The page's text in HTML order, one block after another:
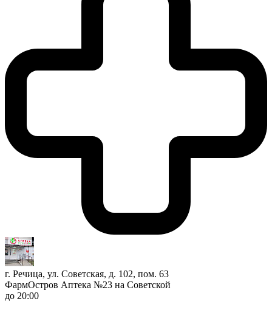
г. Речица, ул. Советская, д. 102, пом. 63
ФармОстров Аптека №23 на Советской
до 20:00